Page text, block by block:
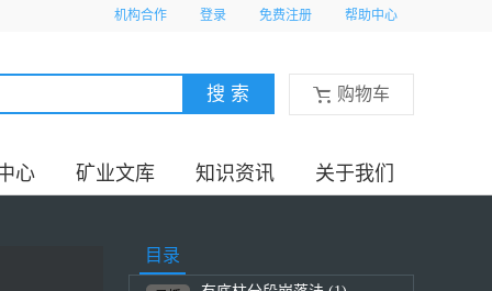
机构合作 登录 免费注册 帮助中心
购物车
心 矿业文库 知识资讯 关于我们
目录